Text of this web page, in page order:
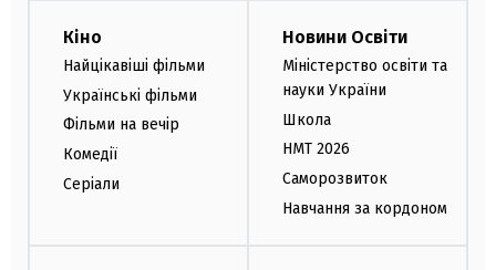
Кіно
Найцікавіші фільми
Українські фільми
Фільми на вечір
Комедії
Серіали
Новини Освіти
Міністерство освіти та
науки України
Школа
НМТ 2026
Саморозвиток
Навчання за кордоном